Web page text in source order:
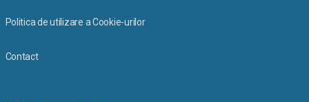
Politica de utilizare a Cookie-urilor
Contact